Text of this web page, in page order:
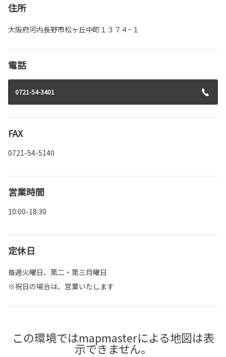
住所
大阪府河内長野市松ヶ丘中町１３７４−１
電話
0721-54-3401
FAX
0721-54-5140
営業時間
10:00-18:30
定休日
毎週火曜日、第二・第三月曜日
※祝日の場合は、営業いたします
この環境ではmapmasterによる地図は表
示できません。